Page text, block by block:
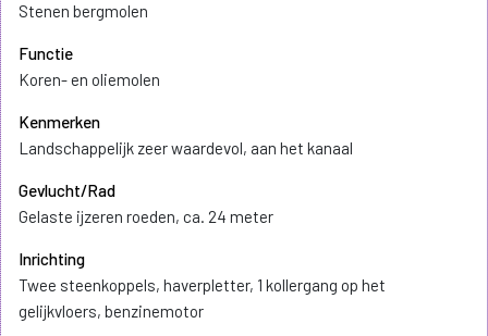
Stenen bergmolen
Functie
Koren- en oliemolen
Kenmerken
Landschappelijk zeer waardevol, aan het kanaal
Gevlucht/Rad
Gelaste ijzeren roeden, ca. 24 meter
Inrichting
Twee steenkoppels, haverpletter, 1 kollergang op het
gelijkvloers, benzinemotor